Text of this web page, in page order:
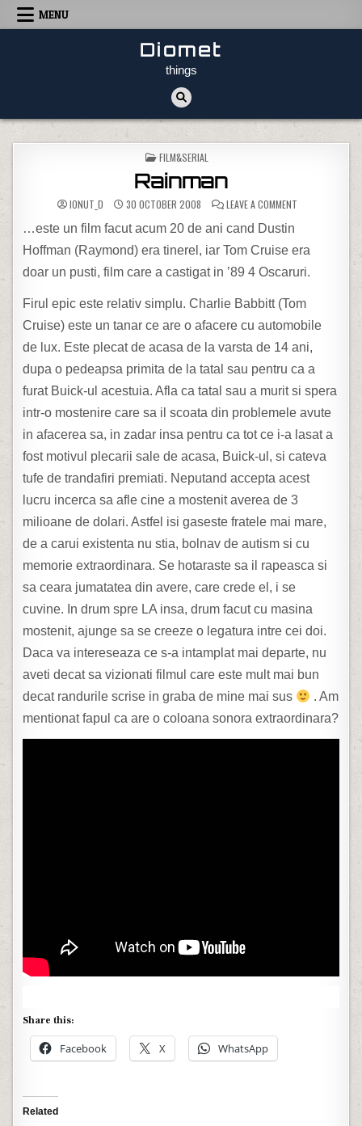
Skip to content
MENU
Diomet
things
POSTED IN
FILM&SERIAL
Rainman
IONUT_D 30 OCTOBER 2008 LEAVE A COMMENTON RAINMAN
…este un film facut acum 20 de ani cand Dustin
Hoffman (Raymond) era tinerel, iar Tom Cruise era
doar un pusti, film care a castigat in ’89 4 Oscaruri.
Firul epic este relativ simplu. Charlie Babbitt (Tom
Cruise) este un tanar ce are o afacere cu automobile
de lux. Este plecat de acasa de la varsta de 14 ani,
dupa o pedeapsa primita de la tatal sau pentru ca a
furat Buick-ul acestuia. Afla ca tatal sau a murit si spera
intr-o mostenire care sa il scoata din problemele avute
in afacerea sa, in zadar insa pentru ca tot ce i-a lasat a
fost motivul plecarii sale de acasa, Buick-ul, si cateva
tufe de trandafiri premiati. Neputand accepta acest
lucru incerca sa afle cine a mostenit averea de 3
milioane de dolari. Astfel isi gaseste fratele mai mare,
de a carui existenta nu stia, bolnav de autism si cu
memorie extraordinara. Se hotaraste sa il rapeasca si
sa ceara jumatatea din avere, care crede el, i se
cuvine. In drum spre LA insa, drum facut cu masina
mostenit, ajunge sa se creeze o legatura intre cei doi.
Daca va intereseaza ce s-a intamplat mai departe, nu
aveti decat sa vizionati filmul care este mult mai bun
decat randurile scrise in graba de mine mai sus
. Am
mentionat fapul ca are o coloana sonora extraordinara?
Share this:
Facebook X WhatsApp
Related